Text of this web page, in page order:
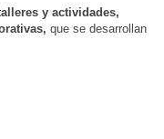
y actividades,
que se desarrollan